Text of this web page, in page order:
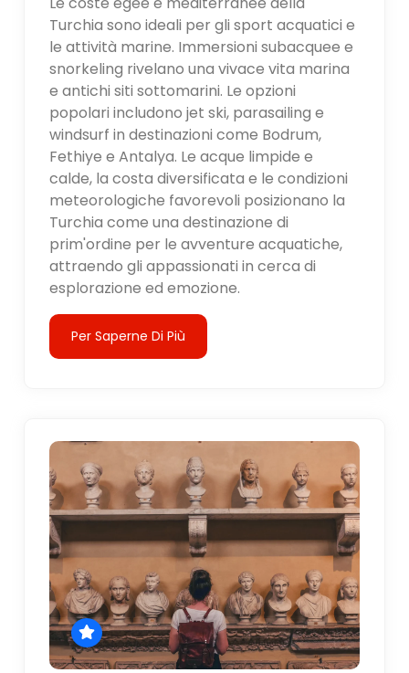
Turchia sono ideali per gli sport acquatici e
le attività marine. Immersioni subacquee e
snorkeling rivelano una vivace vita marina
e antichi siti sottomarini. Le opzioni
popolari includono jet ski, parasailing e
windsurf in destinazioni come Bodrum,
Fethiye e Antalya. Le acque limpide e
calde, la costa diversificata e le condizioni
meteorologiche favorevoli posizionano la
Turchia come una destinazione di
prim'ordine per le avventure acquatiche,
attraendo gli appassionati in cerca di
esplorazione ed emozione.
Per Saperne Di Più